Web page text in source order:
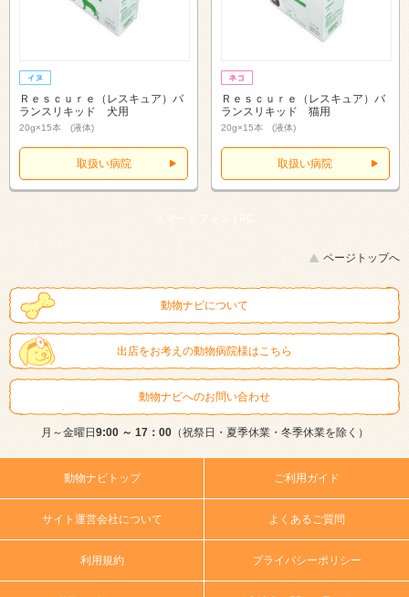
Ｒｅｓｃｕｒｅ（レスキュア）バ
ランスリキッド 犬用
20g×15本 (液体)
取扱い病院
Ｒｅｓｃｕｒｅ（レスキュア）バ
ランスリキッド 猫用
20g×15本 (液体)
取扱い病院
スマートフォン | PC
ページトップへ
動物ナビについて
出店をお考えの動物病院様はこちら
動物ナビへのお問い合わせ
月～金曜日9:00 ～ 17：00（祝祭日・夏季休業・冬季休業を除く）
動物ナビトップ ご利用ガイド
サイト運営会社について よくあるご質問
利用規約 プライバシーポリシー